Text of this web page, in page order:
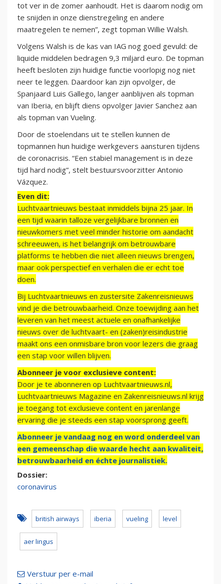
tot ver in de zomer aanhoudt. Het is daarom nodig om
te snijden in onze dienstregeling en andere
maatregelen te nemen”, zegt topman Willie Walsh.
Volgens Walsh is de kas van IAG nog goed gevuld: de
liquide middelen bedragen 9,3 miljard euro. De topman
heeft besloten zijn huidige functie voorlopig nog niet
neer te leggen. Daardoor kan zijn opvolger, de
Spanjaard Luis Gallego, langer aanblijven als topman
van Iberia, en blijft diens opvolger Javier Sanchez aan
als topman van Vueling.
Door de stoelendans uit te stellen kunnen de
topmannen hun huidige werkgevers aansturen tijdens
de coronacrisis. “Een stabiel management is in deze
tijd hard nodig”, stelt bestuursvoorzitter Antonio
Vázquez.
Even dit:
Luchtvaartnieuws bestaat inmiddels bijna 25 jaar. In
een tijd waarin talloze vergelijkbare bronnen en
nieuwkomers met veel minder historie om aandacht
schreeuwen, is het belangrijk om betrouwbare
platforms te hebben die niet alleen nieuws brengen,
maar ook perspectief en verhalen die er echt toe
doen.
Bij Luchtvaartnieuws en zustersite Zakenreisnieuws
vind je die betrouwbaarheid. Onze toewijding aan het
leveren van het meest actuele en onafhankelijke
nieuws over de luchtvaart- en (zaken)reisindustrie
maakt ons een onmisbare bron voor lezers die graag
een stap voor willen blijven.
Abonneer je voor exclusieve content:
Door je te abonneren op Luchtvaartnieuws.nl,
Luchtvaartnieuws Magazine en Zakenreisnieuws.nl krijg
je toegang tot exclusieve content en jarenlange
ervaring die je steeds een stap voorsprong geeft.
Abonneer je vandaag nog en word onderdeel van
een gemeenschap die waarde hecht aan kwaliteit,
betrouwbaarheid en échte journalistiek.
Dossier:
coronavirus
british airways iberia vueling level
aer lingus
Verstuur per e-mail